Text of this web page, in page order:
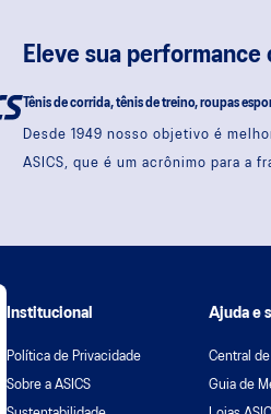
Eleve sua performance
Tênis de corrida, tênis de treino, roupas
Desde 1949 nosso objetivo é
ASICS, que é um acrônimo para a
Institucional
Política de Privacidade
Sobre a ASICS
Ajuda e
Central
Guia de